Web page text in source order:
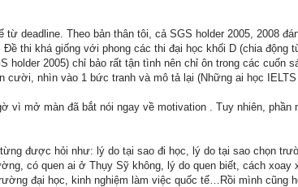
deadline. Theo bản thân tôi, cả SGS holder 2005, 2008
thi khá giống với phong các thi đại học khối D (chia
holder 2005) chỉ bảo rất tận tình nên chỉ ôn trong các cuốn
nhìn vào 1 bức tranh và mô tả lại (Những ai học
vì mở màn đã bắt nói ngay về motivation . Tuy nhiên,
được hỏi như: lý do tại sao đi học, lý do tại sao chọn
có quen ai ở Thụy Sỹ không, lý do quen biết, cách
đại học, kinh nghiệm làm việc quốc tế…Rồi mình cũng